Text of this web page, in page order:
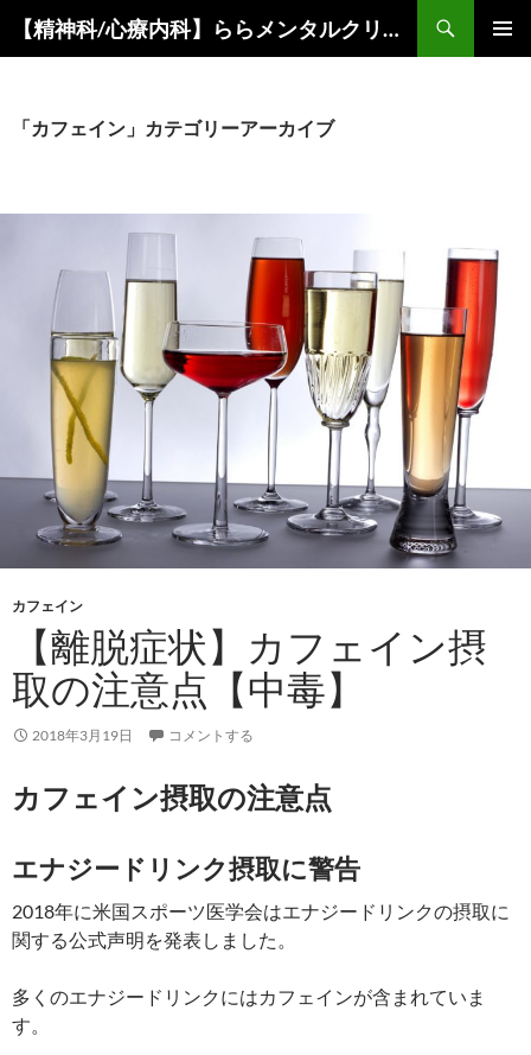
キ
【精神科/心療内科】ららメンタルクリニック
「カフェイン」カテゴリーアーカイブ
カフェイン
【離脱症状】カフェイン摂
取の注意点【中毒】
2018年3月19日 コメントする
カフェイン摂取の注意点
エナジードリンク摂取に警告
2018年に米国スポーツ医学会はエナジードリンクの摂取に
関する公式声明を発表しました。
多くのエナジードリンクにはカフェインが含まれていま
す。